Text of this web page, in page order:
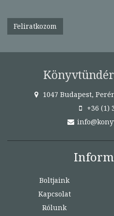
Feliratkozom
1047 Budapest,
+36 (1)
Boltjaink
Kapcsolat
Rólunk